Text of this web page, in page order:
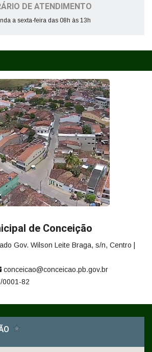
DE ATENDIMENTO
a sexta-feira das 08h às 13h
de Conceição
Gov. Wilson Leite Braga, s/n, Centro |
conceicao@conceicao.pb.gov.br
0001-82